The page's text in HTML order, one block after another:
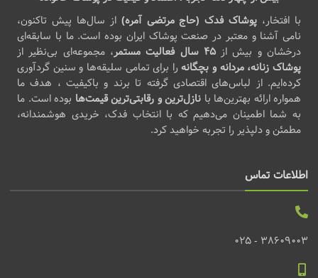
با افتخار، پوشاک فدک (حاج مرتضی آمره) از سال‌ها پیش تاکنون،
نامی آشنا و معتبر در صنعت پوشاک ایران بوده است. ما با سابقه‌ای
درخشان و بیش از۴۵ سال فعالیت مستمر
، مجموعه‌ای بی‌نظیر از
پوشاک زنانه، مردانه و بچگانهرا برای تمامی سلیقه‌ها و سنین گردآوری
کرده‌ایم. از لباس‌های اقتصادی گرفته تا برند و باکیفیت ، هدف ما
همواره ارائه بهترین‌ها با نازل‌ترین و رقابتی‌ترین قیمت‌ها بوده است. ما
به شما اطمینان می‌دهیم که با انتخاب فدک، خریدی هوشمندانه،
مطمئن و دلپذیر را تجربه خواهید کرد.
اطلاعات تماس
38609003 - 025